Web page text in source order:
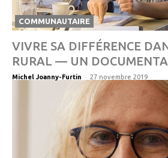
COMMUNAUTAIRE
VIVRE SA DIFFÉRENCE
RURAL — UN
Michel Joanny-Furtin - 27 novembre 2019